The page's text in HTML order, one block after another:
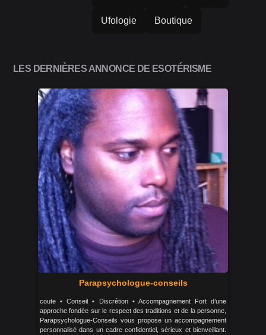
Ufologie Boutique
LES DERNIÈRES ANNONCE DE ESOTÉRISME
Parapsychologue-conseils
coute • Conseil • Discrétion • Accompagnement Fort d’une
approche fondée sur le respect des traditions et de la personne,
Parapsychologue-Conseils vous propose un accompagnement
personnalisé dans un cadre confidentiel, sérieux et bienveillant.